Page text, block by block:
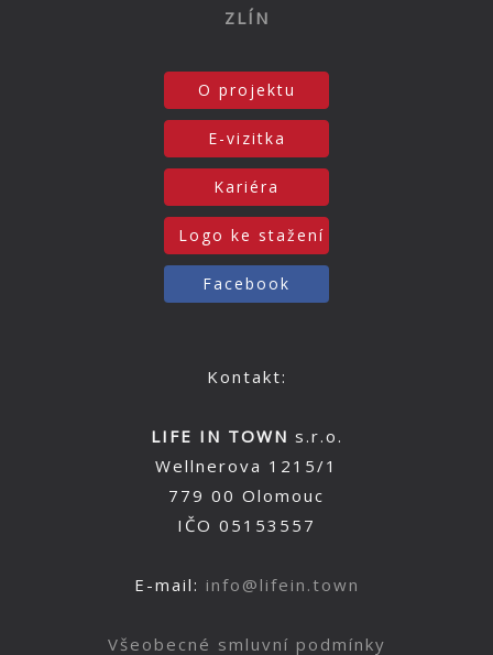
ZLÍN
O projektu
E-vizitka
Kariéra
Logo ke stažení
Facebook
Kontakt:
LIFE IN TOWN s.r.o.
Wellnerova 1215/1
779 00 Olomouc
IČO 05153557
E-mail: info@lifein.town
Všeobecné smluvní podmínky